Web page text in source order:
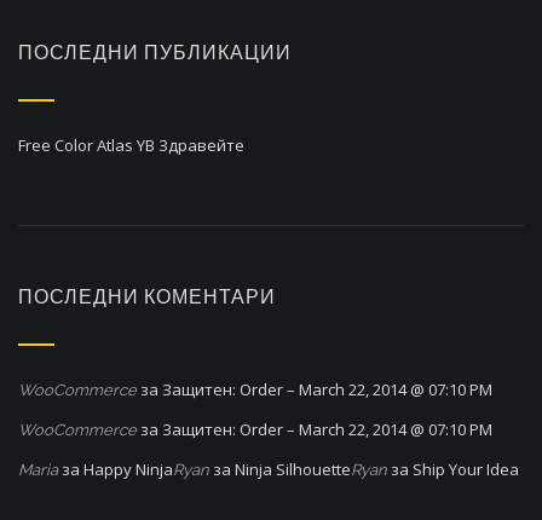
i
g
a
i
n
ПОСЛЕДНИ ПУБЛИКАЦИИ
Free Color Atlas YB Здравейте
ПОСЛЕДНИ КОМЕНТАРИ
WooCommerceза Защитен: Order – March 22, 2014 @ 07:10 PM
WooCommerceза Защитен: Order – March 22, 2014 @ 07:10 PM
Mariaза Happy NinjaRyan за Ninja SilhouetteRyan за Ship Your Idea